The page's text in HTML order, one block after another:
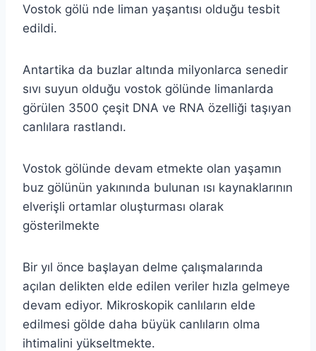
Vostok gölü nde liman yaşantısı olduğu tesbit
edildi.
Antartika da buzlar altında milyonlarca senedir
sıvı suyun olduğu vostok gölünde limanlarda
görülen 3500 çeşit DNA ve RNA özelliği taşıyan
canlılara rastlandı.
Vostok gölünde devam etmekte olan yaşamın
buz gölünün yakınında bulunan ısı kaynaklarının
elverişli ortamlar oluşturması olarak
gösterilmekte
Bir yıl önce başlayan delme çalışmalarında
açılan delikten elde edilen veriler hızla gelmeye
devam ediyor. Mikroskopik canlıların elde
edilmesi gölde daha büyük canlıların olma
ihtimalini yükseltmekte.